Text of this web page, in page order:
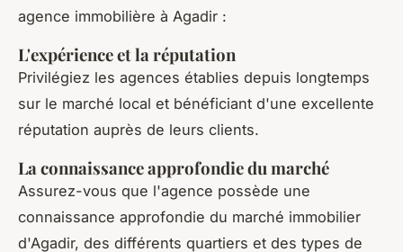
agence immobilière à Agadir :
L'expérience et la réputation
Privilégiez les agences établies depuis longtemps
sur le marché local et bénéficiant d'une excellente
réputation auprès de leurs clients.
La connaissance approfondie du marché
Assurez-vous que l'agence possède une
connaissance approfondie du marché immobilier
d'Agadir, des différents quartiers et des types de